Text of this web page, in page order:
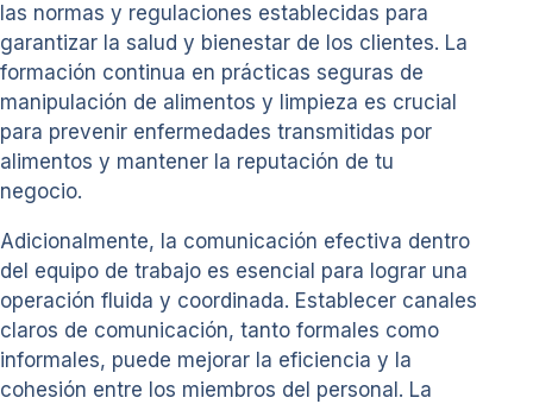
las normas y regulaciones establecidas para
garantizar la salud y bienestar de los clientes. La
formación continua en prácticas seguras de
manipulación de alimentos y limpieza es crucial
para prevenir enfermedades transmitidas por
alimentos y mantener la reputación de tu
negocio.
Adicionalmente, la comunicación efectiva dentro
del equipo de trabajo es esencial para lograr una
operación fluida y coordinada. Establecer canales
claros de comunicación, tanto formales como
informales, puede mejorar la eficiencia y la
cohesión entre los miembros del personal. La